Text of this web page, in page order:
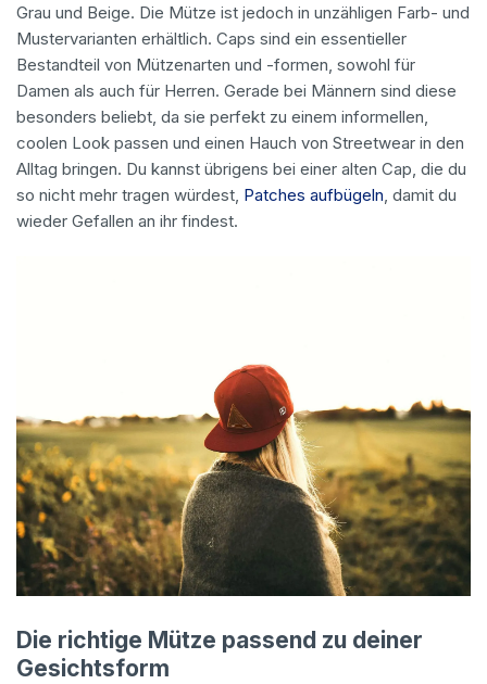
Grau und Beige. Die Mütze ist jedoch in unzähligen Farb- und
Mustervarianten erhältlich. Caps sind ein essentieller
Bestandteil von Mützenarten und -formen, sowohl für
Damen als auch für Herren. Gerade bei Männern sind diese
besonders beliebt, da sie perfekt zu einem informellen,
coolen Look passen und einen Hauch von Streetwear in den
Alltag bringen. Du kannst übrigens bei einer alten Cap, die du
so nicht mehr tragen würdest, Patches aufbügeln , damit du
wieder Gefallen an ihr findest.
Die richtige Mütze passend zu deiner
Gesichtsform